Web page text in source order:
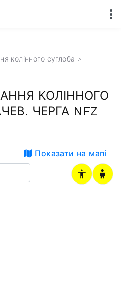
колінного суглоба >
КОЛІННОГО
ЧЕРГА NFZ
Показати на мапі